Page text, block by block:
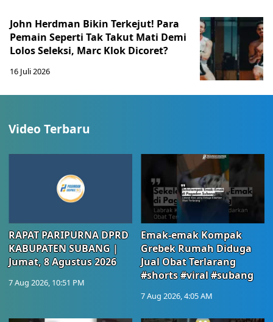
John Herdman Bikin Terkejut! Para
Pemain Seperti Tak Takut Mati Demi
Lolos Seleksi, Marc Klok Dicoret?
16 Juli 2026
Video Terbaru
RAPAT PARIPURNA DPRD
KABUPATEN SUBANG |
Jumat, 8 Agustus 2026
7 Aug 2026, 10:51 PM
Emak-emak Kompak
Grebek Rumah Diduga
Jual Obat Terlarang
#shorts #viral #subang
7 Aug 2026, 4:05 AM